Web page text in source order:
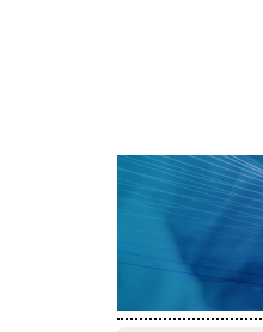
CAPA SOBRE
NOTÍCIAS
Pesquisa >
Perfil do